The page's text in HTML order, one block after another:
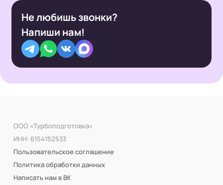
Не любишь звонки?
Напиши нам!
ООО «Турбоподготовка»
ИНН: 6154152533
Пользовательское соглашение
Политика обработки данных
Написать нам в ВК